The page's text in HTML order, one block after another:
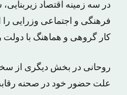
در سه زمینه اقتصاد
فرهنگی و اجتماعی وزرایی را
کار گروهی و هماهنگ با دولت
روحانی در بخش دیگری از
علت حضور خود در صحنه